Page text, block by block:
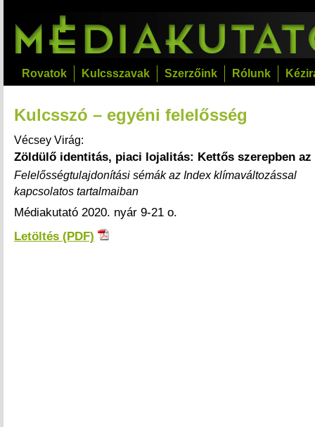
Rovatok Kulcsszavak Szerzőink Rólunk
Kulcsszó – egyéni felelősség
Vécsey Virág:
Zöldülő identitás, piaci lojalitás: Kettős szerepben az
Felelősségtulajdonítási sémák az Index klímaváltozással
kapcsolatos tartalmaiban
Médiakutató 2020. nyár 9-21 o.
Letöltés (PDF)